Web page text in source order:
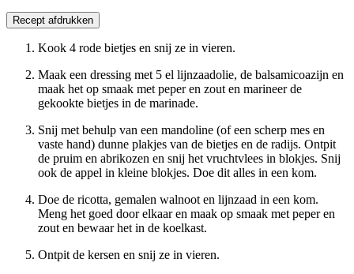
Recept afdrukken
Kook 4 rode bietjes en snij ze in vieren.
Maak een dressing met 5 el lijnzaadolie, de balsamicoazijn en
maak het op smaak met peper en zout en marineer de
gekookte bietjes in de marinade.
Snij met behulp van een mandoline (of een scherp mes en
vaste hand) dunne plakjes van de bietjes en de radijs. Ontpit
de pruim en abrikozen en snij het vruchtvlees in blokjes. Snij
ook de appel in kleine blokjes. Doe dit alles in een kom.
Doe de ricotta, gemalen walnoot en lijnzaad in een kom.
Meng het goed door elkaar en maak op smaak met peper en
zout en bewaar het in de koelkast.
Ontpit de kersen en snij ze in vieren.